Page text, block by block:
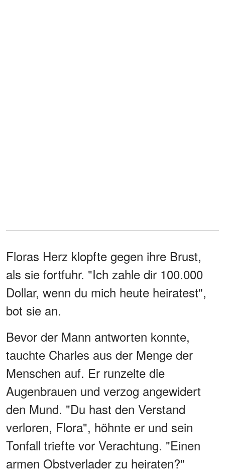
Floras Herz klopfte gegen ihre Brust,
als sie fortfuhr. "Ich zahle dir 100.000
Dollar, wenn du mich heute heiratest",
bot sie an.
Bevor der Mann antworten konnte,
tauchte Charles aus der Menge der
Menschen auf. Er runzelte die
Augenbrauen und verzog angewidert
den Mund. "Du hast den Verstand
verloren, Flora", höhnte er und sein
Tonfall triefte vor Verachtung. "Einen
armen Obstverlader zu heiraten?"